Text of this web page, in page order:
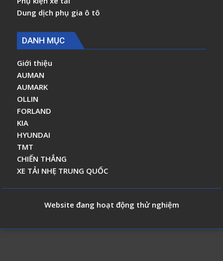
Dung dịch phụ gia ô tô
DANH MỤC
Giới thiệu
AUMAN
AUMARK
OLLIN
FORLAND
KIA
HYUNDAI
TMT
CHIẾN THẮNG
XE TẢI NHẸ TRUNG QUỐC
Website đang hoạt động thử nghiệm